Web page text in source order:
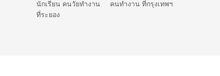
นักเรียน คนวัยทำงาน
ที่ระยอง
คนทำงาน ที่กรุงเทพฯ